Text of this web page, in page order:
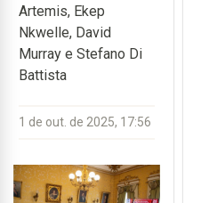
Artemis, Ekep
Nkwelle, David
Murray e Stefano Di
Battista
1 de out. de 2025, 17:56